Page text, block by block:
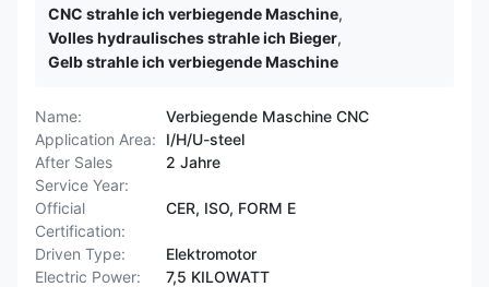
CNC strahle ich verbiegende Maschine,
Volles hydraulisches strahle ich Bieger,
Gelb strahle ich verbiegende Maschine
Name:
Verbiegende Maschine CNC
Application Area:
I/H/U-steel
After Sales
Service Year:
2 Jahre
Official
Certification:
CER, ISO, FORM E
Driven Type:
Elektromotor
Electric Power:
7,5 KILOWATT